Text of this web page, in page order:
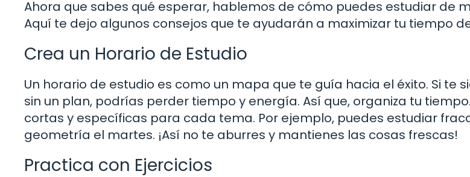
Ahora que sabes qué esperar, hablemos de cómo puedes estudiar de
Aquí te dejo algunos consejos que te ayudarán a maximizar tu tiempo
Crea un Horario de Estudio
Un horario de estudio es como un mapa que te guía hacia el éxito. Si te
sin un plan, podrías perder tiempo y energía. Así que, organiza tu
cortas y específicas para cada tema. Por ejemplo, puedes estudiar
geometría el martes. ¡Así no te aburres y mantienes las cosas frescas!
Practica con Ejercicios